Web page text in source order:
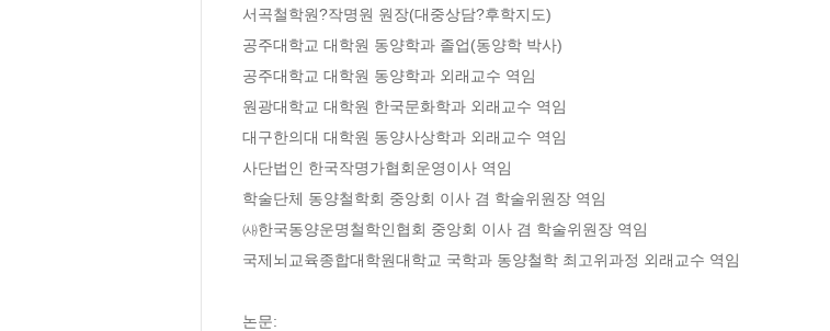
서곡철학원?작명원 원장(대중상담?후학지도)
공주대학교 대학원 동양학과 졸업(동양학 박사)
공주대학교 대학원 동양학과 외래교수 역임
원광대학교 대학원 한국문화학과 외래교수 역임
대구한의대 대학원 동양사상학과 외래교수 역임
사단법인 한국작명가협회운영이사 역임
학술단체 동양철학회 중앙회 이사 겸 학술위원장 역임
㈔한국동양운명철학인협회 중앙회 이사 겸 학술위원장 역임
국제뇌교육종합대학원대학교 국학과 동양철학 최고위과정 외래교수 역임
논문: